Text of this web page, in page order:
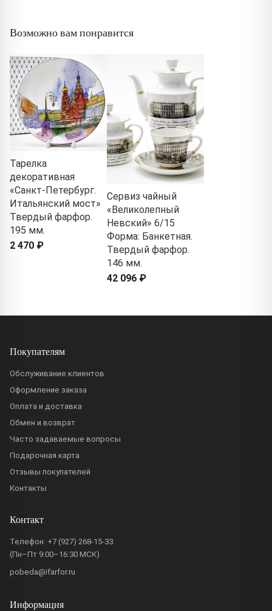
Возможно вам понравится
Тарелка
декоративная
«Санкт-Петербург.
Итальянский мост»
Твердый фарфор.
195 мм.
2 470 ₽
Сервиз чайный
«Великолепный
Невский» 6/15
Форма: Банкетная.
Твердый фарфор.
146 мм.
42 096 ₽
Покупателям
Обслуживание клиентов
Оформление заказа
Оплата и доставка
Обмен и возврат
Часто задаваемые вопросы
Подарочная карта
Отзывы покупателей
Контакты
Контакт
Телефон: +7 (927) 268-15-33
(Пн–Пт 9:00–16:30 МСК)
pobeda@ifarfor.ru
Информация